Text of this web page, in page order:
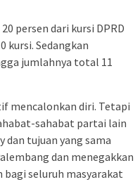
persen dari kursi DPRD
kursi. Sedangkan
jumlahnya total 11
mencalonkan diri. Tetapi
sahabat partai lain
dan tujuan yang sama
dan menegakkan
seluruh masyarakat